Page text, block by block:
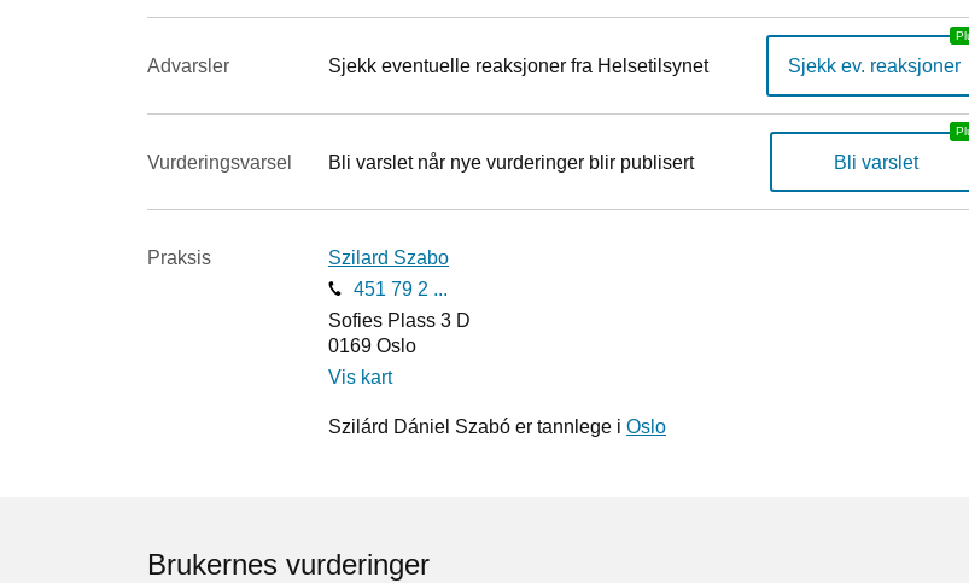
Advarsler Sjekk eventuelle reaksjoner fra Helsetilsynet Sjekk ev. reaksjoner
Vurderings­varsel Bli varslet når nye vurderinger blir publisert Bli varslet
Praksis
Szilard Szabo
451 79 2 ...
Sofies Plass 3 D
0169 Oslo
Vis kart
Szilárd Dániel Szabó er tannlege i Oslo
Brukernes vurderinger